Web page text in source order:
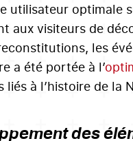
utilisateur optimale
aux visiteurs de
les
a été portée à l’
liés à l’histoire de la
des